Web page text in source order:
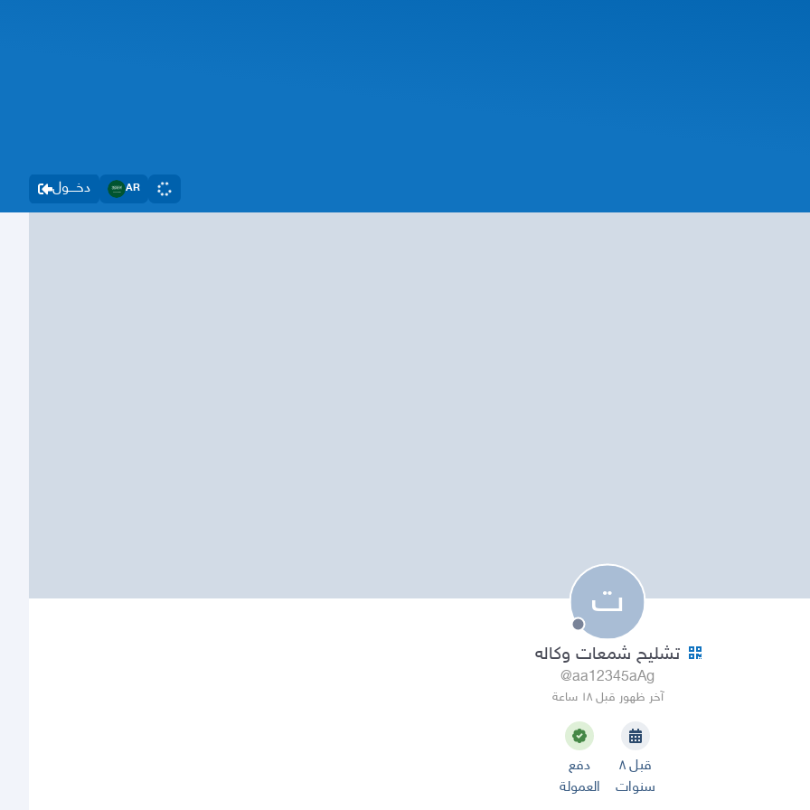
دخــــول AR
ت
تشليح شمعات وكاله
@aa12345aAg
آخر ظهور قبل ١٨ ساعة
قبل ٨
سنوات
دفع
العمولة